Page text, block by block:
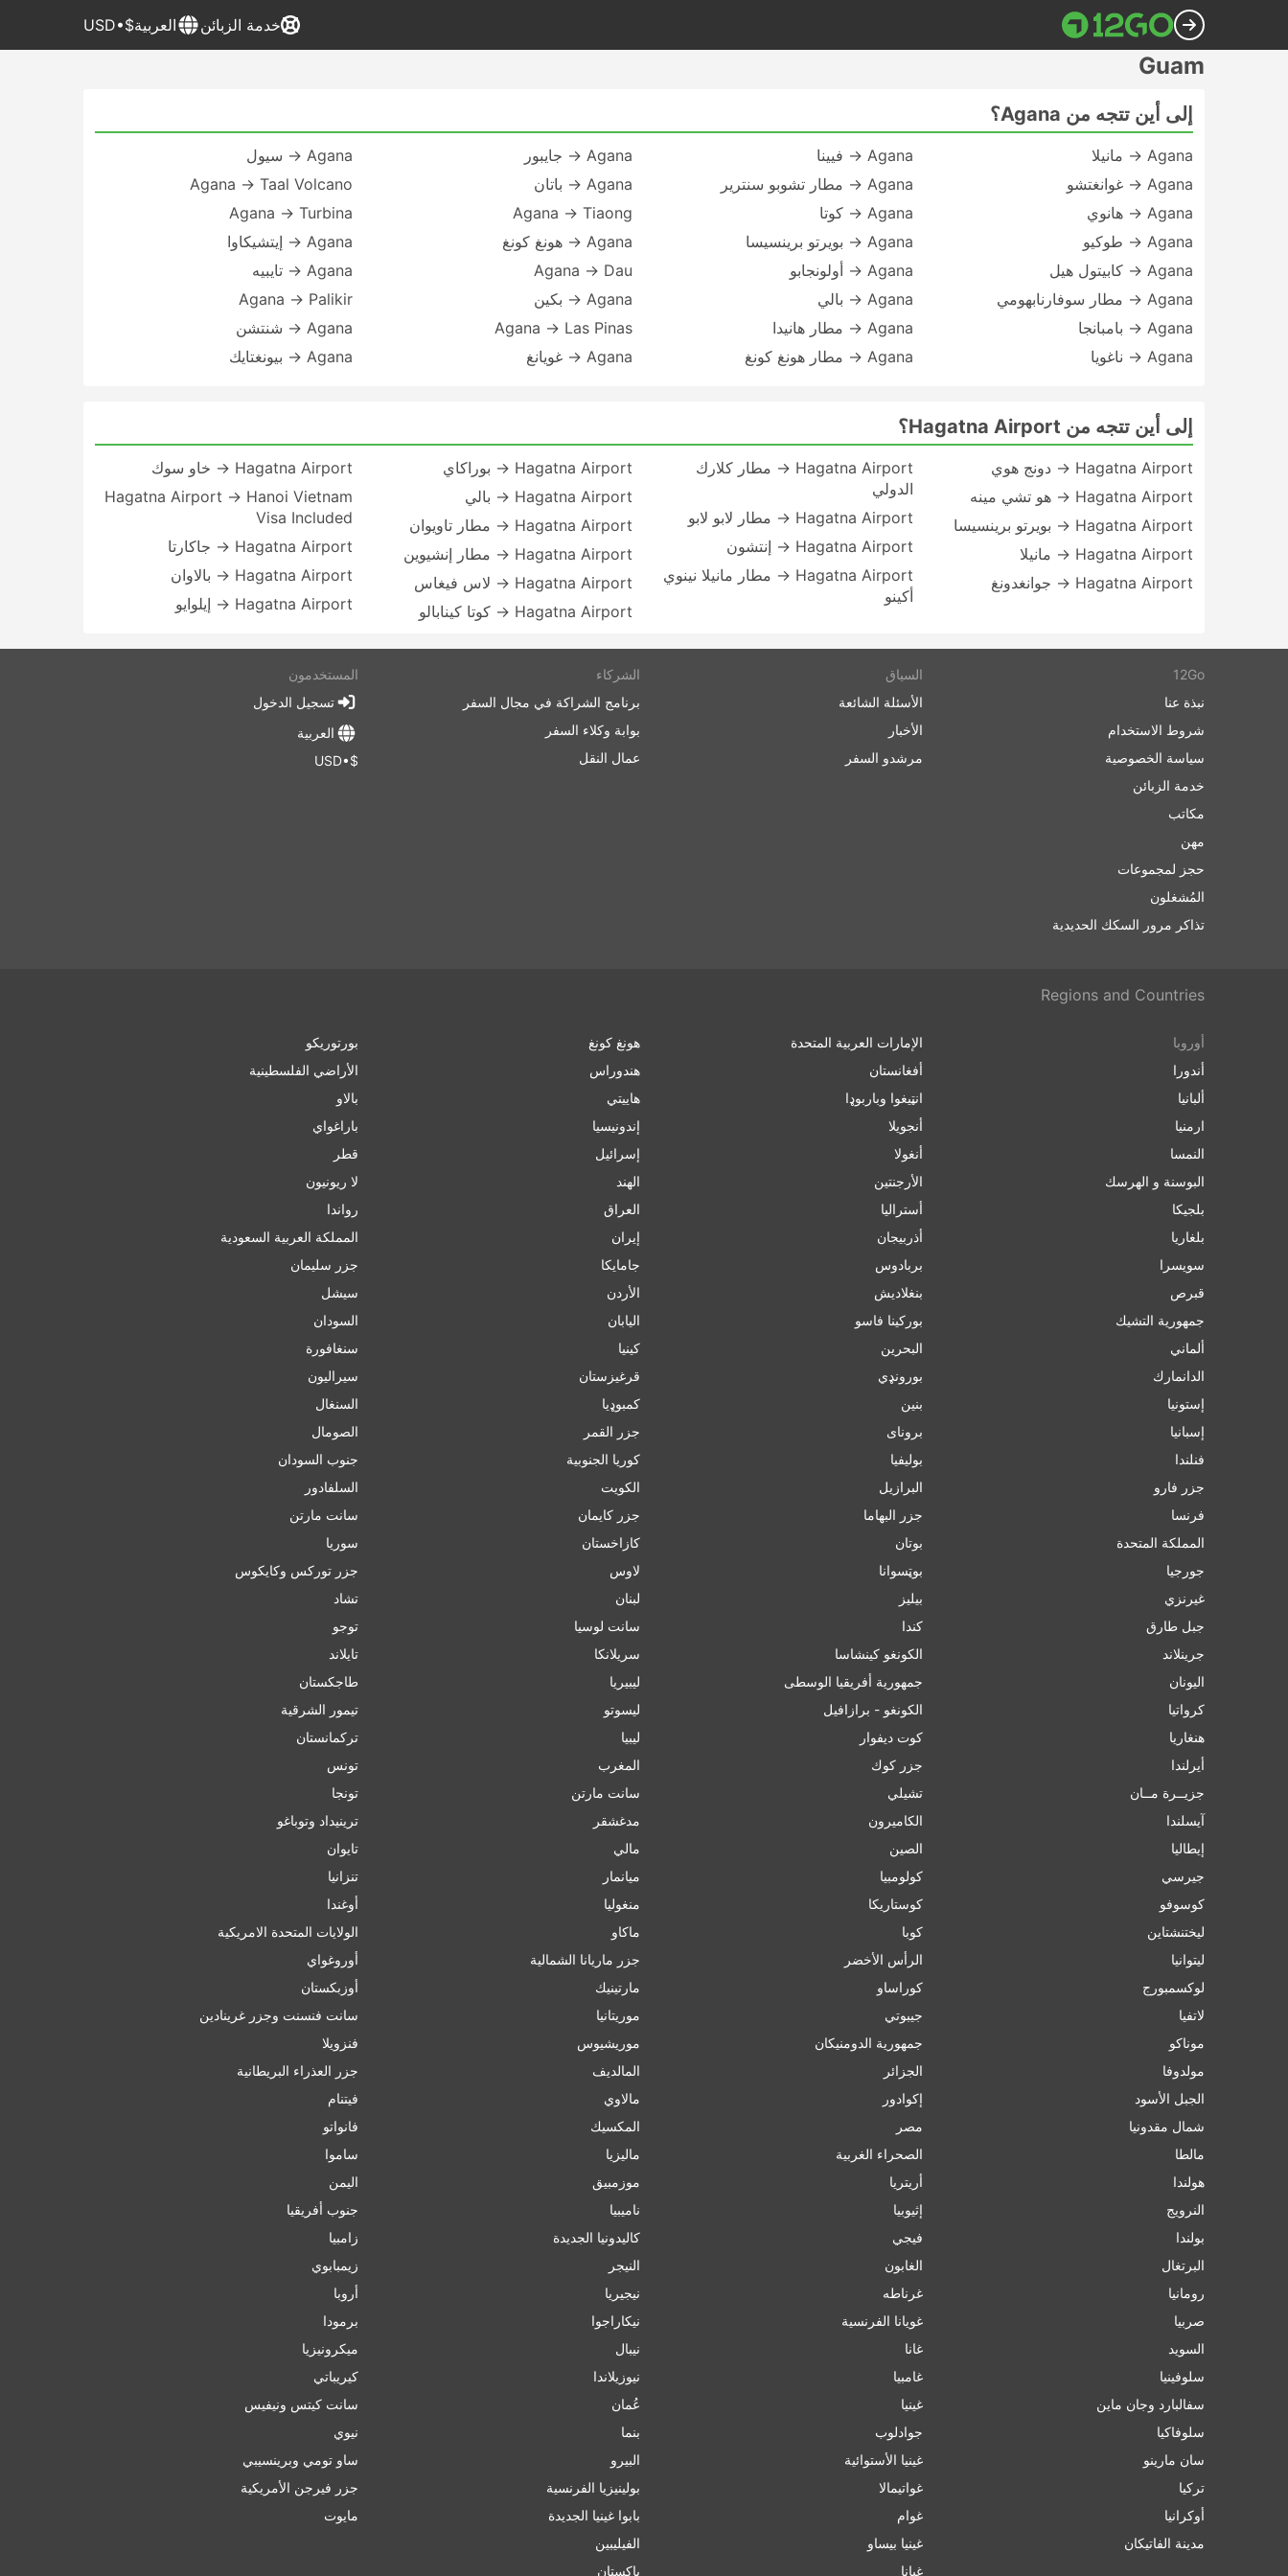
خدمة الزبائن العربية$•USD
Guam
إلى أين تتجه من Agana؟
Agana → مانيلا
Agana → غوانغتشو
Agana → هانوي
Agana → طوكيو
Agana → كابيتول هيل
Agana → مطار سوفارنابهومي
Agana → بامبانجا
Agana → ناغويا
Agana → فيينا
Agana → مطار تشوبو سنترير
Agana → كوتا
Agana → بويرتو برينسيسا
Agana → أولونجابو
Agana → بالي
Agana → مطار هانيدا
Agana → مطار هونغ كونغ
Agana → جايبور
Agana → باتان
Agana → Tiaong
Agana → هونغ كونغ
Agana → Dau
Agana → بكين
Agana → Las Pinas
Agana → غويانغ
Agana → سيول
Agana → Taal Volcano
Agana → Turbina
Agana → إيتشيكاوا
Agana → تايبيه
Agana → Palikir
Agana → شنتشن
Agana → بيونغتايك
إلى أين تتجه من Hagatna Airport؟
Hagatna Airport → دونج هوي
Hagatna Airport → هو تشي مينه
Hagatna Airport → بويرتو برينسيسا
Hagatna Airport → مانيلا
Hagatna Airport → جوانغدونغ
Hagatna Airport → مطار كلارك
الدولي
Hagatna Airport → مطار لابو لابو
Hagatna Airport → إنتشون
Hagatna Airport → مطار مانيلا نينوي
أكينو
Hagatna Airport → بوراكاي
Hagatna Airport → بالي
Hagatna Airport → مطار تاويوان
Hagatna Airport → مطار إنشيوين
Hagatna Airport → لاس فيغاس
Hagatna Airport → كوتا كينابالو
Hagatna Airport → خاو سوك
Hagatna Airport → Hanoi Vietnam
Visa Included
Hagatna Airport → جاكارتا
Hagatna Airport → بالاوان
Hagatna Airport → إيلوايو
12Go
نبذة عنا
شروط الاستخدام
سياسة الخصوصية
خدمة الزبائن
مكاتب
مهن
حجز لمجموعات
المُشغلون
تذاكر مرور السكك الحديدية
السياق
الأسئلة الشائعة
الأخبار
مرشدو السفر
الشركاء
برنامج الشراكة في مجال السفر
بوابة وكلاء السفر
عمال النقل
المستخدمون
تسجيل الدخول
العربية
$•USD
Regions and Countries
أوروبا
أندورا
ألبانيا
ارمنیا
النمسا
البوسنة و الهرسك
بلجيكا
بلغاریا
سويسرا
قبرص
جمهورية التشيك
ألماني
الدانمارك
إستونيا
إسبانيا
فنلندا
جزر فارو
فرنسا
المملكة المتحدة
جورجيا
غيرنزي
جبل طارق
جرينلاند
اليونان
كرواتيا
هنغاريا
أيرلندا
جزيــرة مــان
آيسلندا
إﯾﻄﺎﻟﯿﺎ
جيرسي
كوسوفو
ليختنشتاين
ليتوانيا
لوكسمبورج
لاتفيا
موناكو
مولدوفا
الجبل الأسود
شمال مقدونيا
مالطا
هولندا
النرويج
بولندا
البرتغال
رومانيا
صربيا
السويد
سلوفينيا
سفالبارد وجان ماين
سلوفاكيا
سان مارينو
تركيا
أوكرانيا
مدينة الفاتيكان
الإمارات العربية المتحدة
أفغانستان
انټیغوا وباربوډا
أنجويلا
أنغولا
الأرجنتين
أسترالیا
أذربيجان
بربادوس
بنغلاديش
بورکینا فاسو
البحرين
بورونډي
بنين
برونای
بوليفيا
البرازيل
جزر البهاما
بوتان
بوټسوانا
بيليز
ﻛﻨﺪا
الكونغو كينشاسا
جمهورية أفريقيا الوسطى
الكونغو - برازافيل
كوت ديفوار
جزر كوك
تشيلي
الكاميرون
الصين
کولومبیا
كوستاريكا
كوبا
الرأس الأخضر
كوراساو
جيبوتي
جمهورية الدومنيكان
الجزائر
إكوادور
مصر
الصحراء الغربية
أريتريا
إثيوبيا
فيجي
الغابون
غرناطه
غويانا الفرنسية
غانا
غامبيا
غينيا
جوادلوب
غينيا الأستوائية
غواتيمالا
غوام
غينيا بيساو
غيانا
هونغ كونغ
هندوراس
هاييتي
إندونيسيا
إسرائیل
الهند
العراق
إيران
جامايكا
الأردن
اليابان
كينيا
قرغيزستان
کمبوډیا
جزر القمر
كوريا الجنوبية
الكويت
جزر كايمان
كازاخستان
لاوس
لبنان
سانت لوسيا
سريلانكا
ليبيريا
ليسوتو
ليبيا
المغرب
سانت مارتن
مدغشقر
مالي
ميانمار
منغوليا
ماكاو
جزر ماريانا الشمالية
مارتينيك
موريتانيا
موريشيوس
المالديف
مالاوي
المكسيك
ماليزيا
موزمبيق
ناميبيا
كاليدونيا الجديدة
النيجر
نيجيريا
نيكاراجوا
نيبال
نيوزيلاندا
عُمان
بنما
البيرو
بولينيزيا الفرنسية
بابوا غينيا الجديدة
الفيليبين
باكستان
بورتوريكو
الأراضي الفلسطينية
بالاو
باراغواي
قطر
لا ريونيون
رواندا
المملكة العربية السعودية
جزر سليمان
سيشل
السودان
سنغافورة
سيراليون
السنغال
الصومال
جنوب السودان
السلفادور
سانت مارتن
سوريا
جزر توركس وكايكوس
تشاد
توجو
تايلاند
طاجكستان
تيمور الشرقية
تركمانستان
تونس
تونجا
ترينيداد وتوباغو
تايوان
تنزانيا
أوغندا
الولايات المتحدة الامريكية
أوروغواي
أوزبكستان
سانت فنسنت وجزر غرينادين
فنزويلا
جزر العذراء البريطانية
فيتنام
فانواتو
ساموا
اليمن
جنوب أفريقيا
زامبيا
زيمبابوي
أروبا
برمودا
ميكرونيزيا
كيريباتي
سانت كيتس ونيفيس
نيوي
ساو تومي وبرينسيبي
جزر فيرجن الأمريكية
مايوت